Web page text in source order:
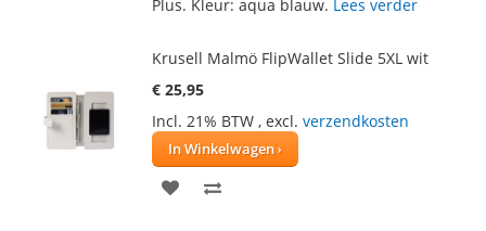
Plus. Kleur: aqua blauw. Lees verder
Krusell Malmö FlipWallet Slide 5XL wit
€ 25,95
Incl. 21% BTW , excl. verzendkosten
In Winkelwagen
VOEG